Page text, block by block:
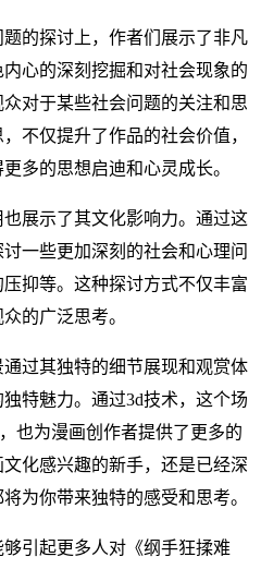
的探讨上，作者们展示了非凡
心的深刻挖掘和对社会现象的
对于某些社会问题的关注和思
不仅提升了作品的社会价值，
多的思想启迪和心灵成长。
展示了其文化影响力。通过这
一些更加深刻的社会和心理问
抑等。这种探讨方式不仅丰富
的广泛思考。
通过其独特的细节展现和观赏体
特魅力。通过3d技术，这个场
也为漫画创作者提供了更多的
化感兴趣的新手，还是已经深
为你带来独特的感受和思考。
引起更多人对《纲手狂揉难